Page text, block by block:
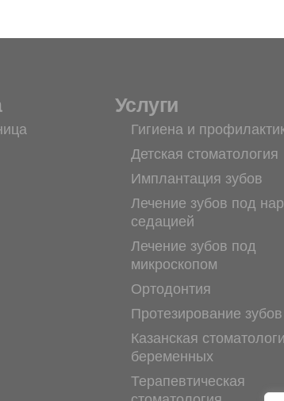
Услуги
Гигиена и
Детская стоматология
Имплантация зубов
Лечение зубов под
седацией
Лечение зубов под
микроскопом
Ортодонтия
Протезирование зубов
Казанская
беременных
Терапевтическая